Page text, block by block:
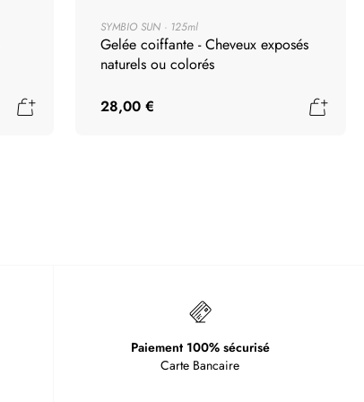
Ajouter au panier
SYMBIO SUN 125ml
Gelée coiffante - Cheveux exposés
naturels ou colorés
28,00 €
Paiement 100% sécurisé
Carte Bancaire